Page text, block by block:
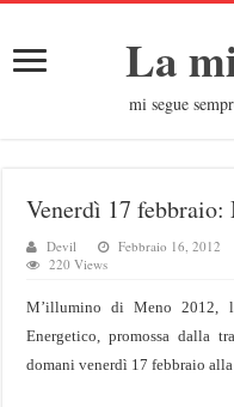
La
mi segue
Venerdì 17
Devil Febbraio 16, 2012
220 Views
M’illumino di Meno 2012,
Energetico, promossa dalla
domani venerdì 17 febbraio